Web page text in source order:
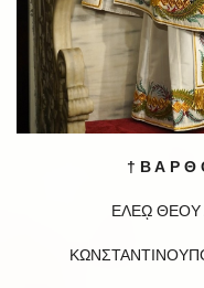
† Β Α Ρ Θ
ΕΛΕῼ ΘΕΟΥ